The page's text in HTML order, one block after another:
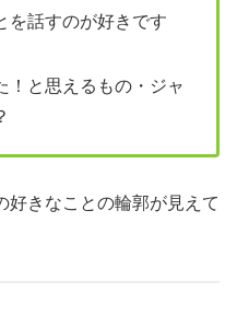
を話すのが好きです
！と思えるもの・ジャ
好きなことの輪郭が見えて